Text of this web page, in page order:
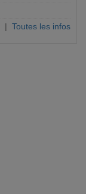
| Toutes les infos